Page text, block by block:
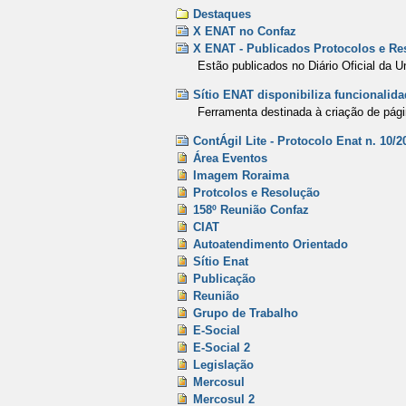
Destaques
X ENAT no Confaz
X ENAT - Publicados Protocolos e
Estão publicados no Diário Oficial da
Sítio ENAT disponibiliza
Ferramenta destinada à criação de
ContÁgil Lite - Protocolo Enat n. 10/
Área Eventos
Imagem Roraima
Protcolos e Resolução
158º Reunião Confaz
CIAT
Autoatendimento Orientado
Sítio Enat
Publicação
Reunião
Grupo de Trabalho
E-Social
E-Social 2
Legislação
Mercosul
Mercosul 2